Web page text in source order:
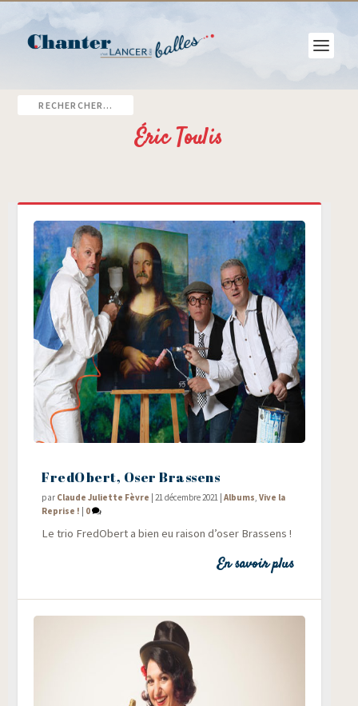
Éric Toulis
FredObert, Oser Brassens
par Claude Juliette Fèvre |21 décembre 2021 |Albums ,Vive la
Reprise ! | 0
Le trio Fre­dO­bert a bien eu rai­son d’oser Brassens !
En savoir plus